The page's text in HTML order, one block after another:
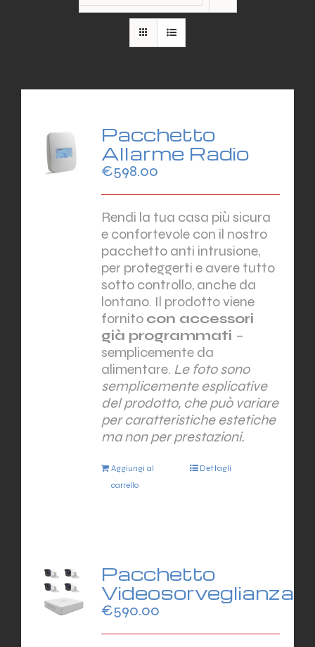
Pacchetto
Allarme Radio
€598.00
Rendi la tua casa più sicura
e confortevole con il nostro
pacchetto anti intrusione,
per proteggerti e avere tutto
sotto controllo, anche da
lontano. Il prodotto viene
fornito con accessori
già programmati –
semplicemente da
alimentare. Le foto sono
semplicemente esplicative
del prodotto, che può variare
per caratteristiche estetiche
ma non per prestazioni.
Aggiungi al
carrello
Dettagli
Pacchetto
Videosorveglianza
€590.00